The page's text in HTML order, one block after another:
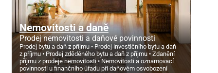
Nemovitosti a daně
Prodej nemovitosti a daňové povinnosti
Prodej bytu a daň z příjmu
Prodej investičního bytu a daň
z příjmu
Prodej zděděného bytu a daň z příjmu
Zdanění
příjmu z prodeje nemovitosti
Nemovitosti a oznamovací
povinnosti u finančního úřadu při daňovém osvobození